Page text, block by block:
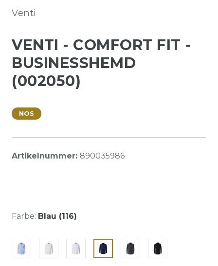
Venti
VENTI - COMFORT FIT -
BUSINESSHEMD
(002050)
NOS
Artikelnummer: 890035986
Farbe: Blau (116)